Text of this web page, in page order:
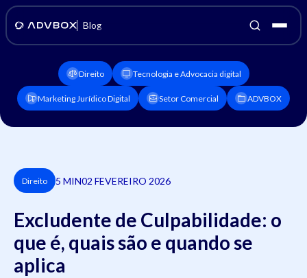
Blog
Direito Tecnologia e Advocacia digital
Marketing Jurídico Digital Setor Comercial ADVBOX
Direito 5 MIN02 FEVEREIRO 2026
Excludente de Culpabilidade: o
que é, quais são e quando se
aplica